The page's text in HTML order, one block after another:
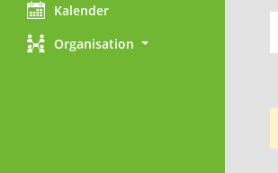
Kalender
Organisation